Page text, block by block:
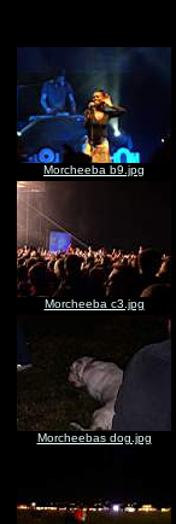
Morcheeba b9.jpg
Morcheeba c3.jpg
Morcheebas dog.jpg